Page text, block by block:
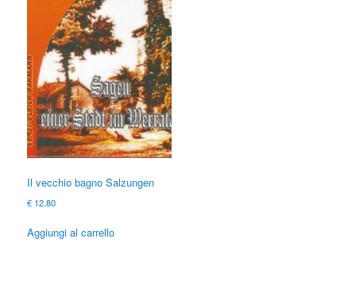
Il vecchio bagno Salzungen
€ 12.80
Aggiungi al carrello